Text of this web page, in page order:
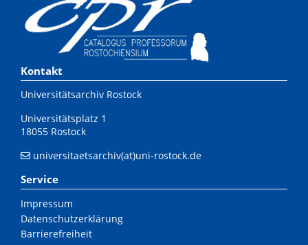
Kontakt
Universitätsarchiv Rostock
Universitätsplatz 1
18055 Rostock
universitaetsarchiv(at)uni-rostock.de
Service
Impressum
Datenschutzerklärung
Barrierefreiheit